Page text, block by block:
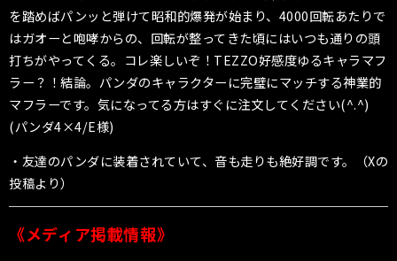
を踏めばパンッと弾けて昭和的爆発が始まり、4000回転あたりで
はガオーと咆哮からの、回転が整ってきた頃にはいつも通りの頭
打ちがやってくる。コレ楽しいぞ！TEZZO好感度ゆるキャラマフ
ラー？！結論。パンダのキャラクターに完璧にマッチする神業的
マフラーです。気になってる方はすぐに注文してください(^.^)
(パンダ4×4/E様)
・友達のパンダに装着されていて、音も走りも絶好調です。（Xの
投稿より）
《メディア掲載情報》